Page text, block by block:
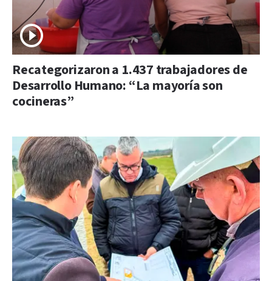
Recategorizaron a 1.437 trabajadores de
Desarrollo Humano: “La mayoría son
cocineras”